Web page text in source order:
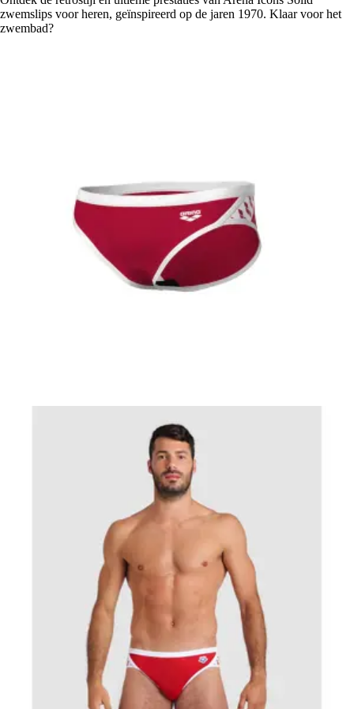
zwemslips voor heren, geïnspireerd op de jaren 1970. Klaar voor het
zwembad?